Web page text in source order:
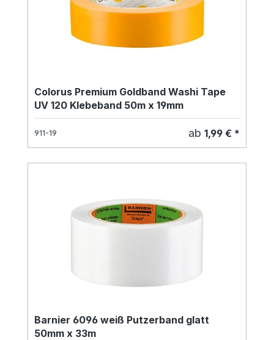
Colorus Premium Goldband Washi Tape
UV 120 Klebeband 50m x 19mm
911-19 ab 1,99 € *
Barnier 6096 weiß Putzerband glatt
50mm x 33m